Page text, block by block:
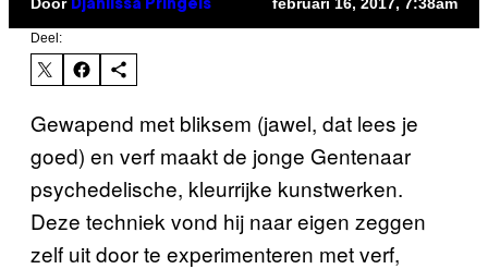
Djanlissa Pringels februari 16, 2017, 7:38am
Deel:
Gewapend met bliksem (jawel, dat lees je
goed) en verf maakt de jonge Gentenaar
psychedelische, kleurrijke kunstwerken.
Deze techniek vond hij naar eigen zeggen
zelf uit door te experimenteren met verf,